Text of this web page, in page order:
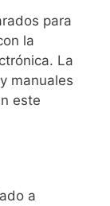
para
la
La
manuales
este
a